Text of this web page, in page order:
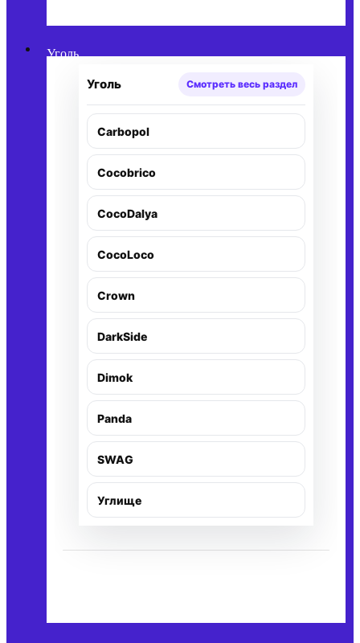
Уголь
Уголь Смотреть весь раздел
Carbopol
Cocobrico
CocoDalya
CocoLoco
Crown
DarkSide
Dimok
Panda
SWAG
Углище